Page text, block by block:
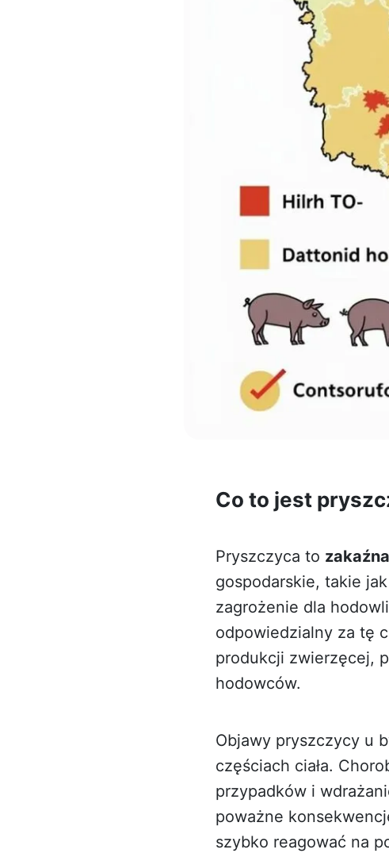
Co to jest
Pryszczyca to
gospodarskie, takie
zagrożenie dla
odpowiedzialny za tę
produkcji zwierzęcej,
hodowców.
Objawy pryszczycy u
częściach ciała.
przypadków i
poważne
szybko reagować na